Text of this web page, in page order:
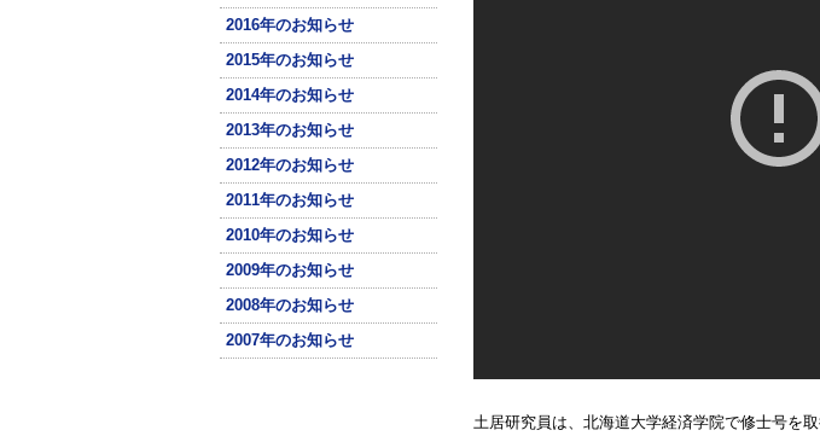
2016年のお知らせ
2015年のお知らせ
2014年のお知らせ
2013年のお知らせ
2012年のお知らせ
2011年のお知らせ
2010年のお知らせ
2009年のお知らせ
2008年のお知らせ
2007年のお知らせ
土居研究員は、北海道大学経済学院で修士号を